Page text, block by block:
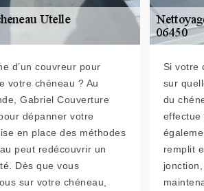
d’un couvreur pour
votre chéneau ? Au
Gabriel Couverture
dépanner votre
en place des méthodes
peut redécouvrir un
Dès que vous
sur votre chéneau,
Si votre
sur
du
effectue
remplit